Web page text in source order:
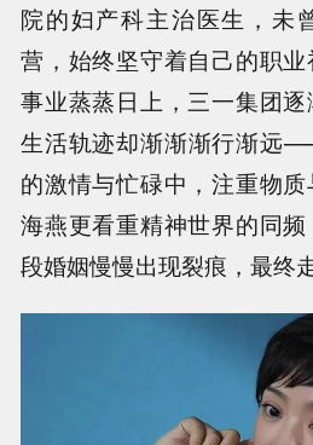
院的妇产科主治医生，未
营，始终坚守着自己的职
事业蒸蒸日上，三一集团
生活轨迹却渐渐渐行渐远
的激情与忙碌中，注重物
海燕更看重精神世界的同
段婚姻慢慢出现裂痕，最终